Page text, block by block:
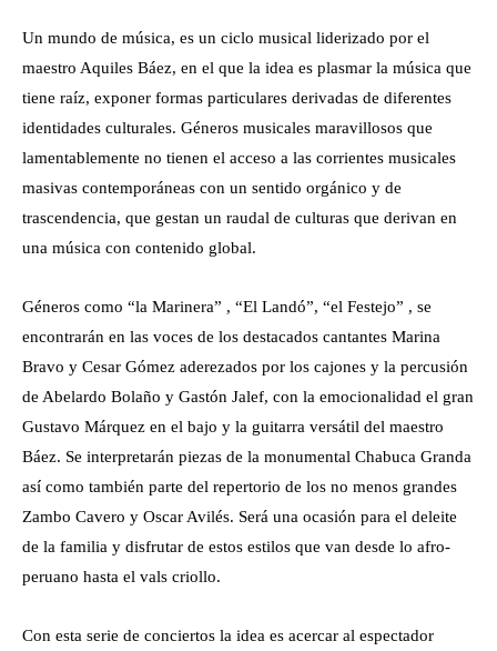
Un mundo de música, es un ciclo musical liderizado por el
maestro Aquiles Báez, en el que la idea es plasmar la música que
tiene raíz, exponer formas particulares derivadas de diferentes
identidades culturales. Géneros musicales maravillosos que
lamentablemente no tienen el acceso a las corrientes musicales
masivas contemporáneas con un sentido orgánico y de
trascendencia, que gestan un raudal de culturas que derivan en
una música con contenido global.
Géneros como “la Marinera” , “El Landó”, “el Festejo” , se
encontrarán en las voces de los destacados cantantes Marina
Bravo y Cesar Gómez aderezados por los cajones y la percusión
de Abelardo Bolaño y Gastón Jalef, con la emocionalidad el gran
Gustavo Márquez en el bajo y la guitarra versátil del maestro
Báez. Se interpretarán piezas de la monumental Chabuca Granda
así como también parte del repertorio de los no menos grandes
Zambo Cavero y Oscar Avilés. Será una ocasión para el deleite
de la familia y disfrutar de estos estilos que van desde lo afro-
peruano hasta el vals criollo.
Con esta serie de conciertos la idea es acercar al espectador